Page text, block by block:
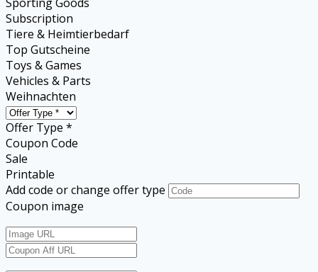
Subscription
Tiere & Heimtierbedarf
Top Gutscheine
Toys & Games
Vehicles & Parts
Weihnachten
Offer Type *
Coupon Code
Sale
Printable
Add code or change offer type
Coupon image